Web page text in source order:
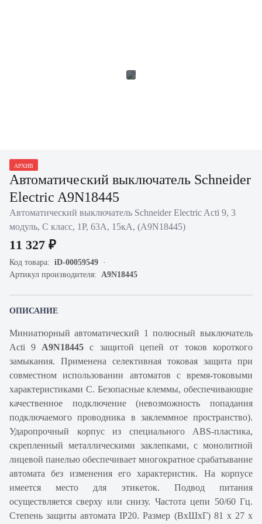
АРХИВ
Автоматический выключатель Schneider
Electric A9N18445
Автоматический выключатель Schneider Electric Acti 9, 3
модуль, C класс, 1P, 63А, 15кА, (A9N18445)
11 327 ₽
Код товара: iD-00059549
Артикул производителя: A9N18445
ОПИСАНИЕ
Миниатюрный автоматический 1 полюсный выключатель
Acti 9 A9N18445 с защитой цепей от токов короткого
замыкания. Применена селективная токовая защита при
совместном использовании автоматов с время-токовыми
характеристиками C. Безопасные клеммы, обеспечивающие
качественное подключение (невозможность попадания
подключаемого проводника в заклеммное пространство).
Ударопрочный корпус из специального ABS-пластика,
скрепленный металлическими заклепками, с монолитной
лицевой панелью обеспечивает многократное срабатывание
автомата без изменения его характеристик. На корпусе
имеется место для этикеток. Подвод питания
осуществляется сверху или снизу. Частота цепи 50/60 Гц.
Степень защиты автомата IP20. Размер (ВхШхГ) 81 х 27 х